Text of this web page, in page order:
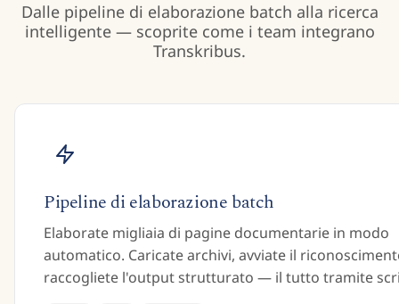
Dalle pipeline di elaborazione batch alla ricerca
intelligente — scoprite come i team integrano
Transkribus.
Pipeline di elaborazione batch
Elaborate migliaia di pagine documentarie in modo
automatico. Caricate archivi, avviate il
raccogliete l'output strutturato — il tutto tramite